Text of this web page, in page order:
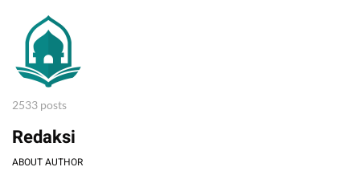
2533 posts
Redaksi
ABOUT AUTHOR